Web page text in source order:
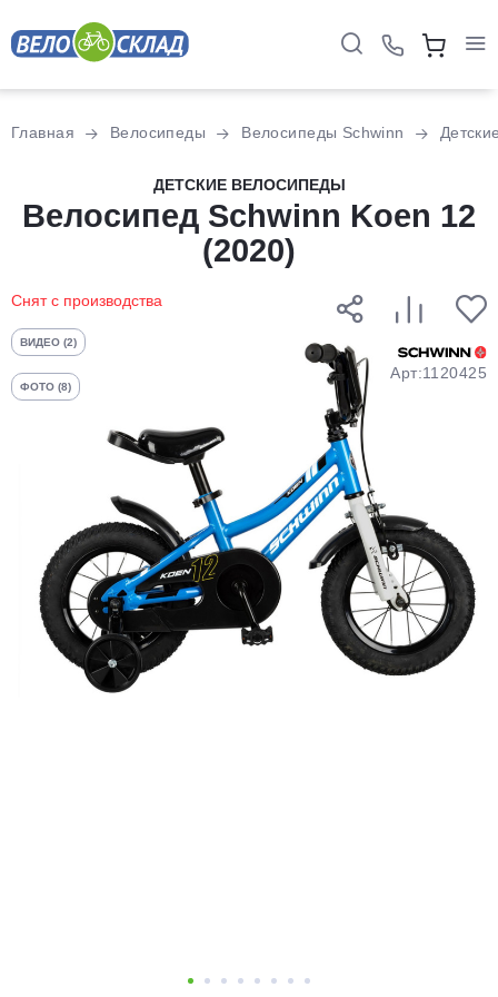
Главная Велосипеды Велосипеды Schwinn
ДЕТСКИЕ ВЕЛОСИПЕДЫ
Велосипед Schwinn Koen 12
(2020)
Снят с производства
ВИДЕО (2)
ФОТО (8)
Арт:1120425
Разбейте
оплатуна части
без переплат
График платежей
Добавляйте товары
в корзину
Оплачивайте сегодня только
25 % картой любого банка